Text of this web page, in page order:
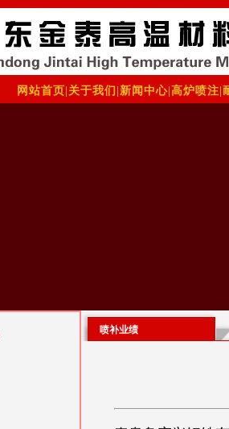
网站首页 关于我们 新闻中心 高炉喷注
喷补业绩